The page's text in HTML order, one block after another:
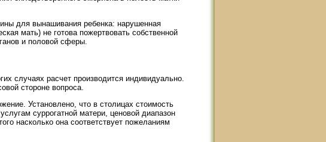
для вынашивания ребенка: нарушенная
мать) не готова пожертвовать собственной
и половой сферы.
случаях расчет производится индивидуально.
стороне вопроса.
Установлено, что в столицах стоимость
суррогатной матери, ценовой диапазон
насколько она соответствует пожеланиям